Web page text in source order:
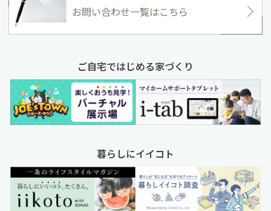
お問い合わせ一覧はこちら
ご自宅ではじめる家づくり
暮らしにイイコト